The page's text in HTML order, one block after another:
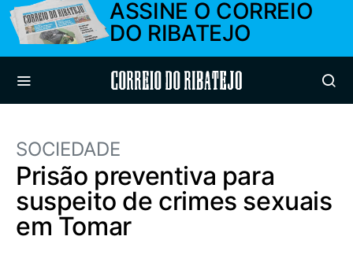
ASSINE O CORREIO
DO RIBATEJO
Correio do Ribatejo
SOCIEDADE
Prisão preventiva para
suspeito de crimes sexuais
em Tomar